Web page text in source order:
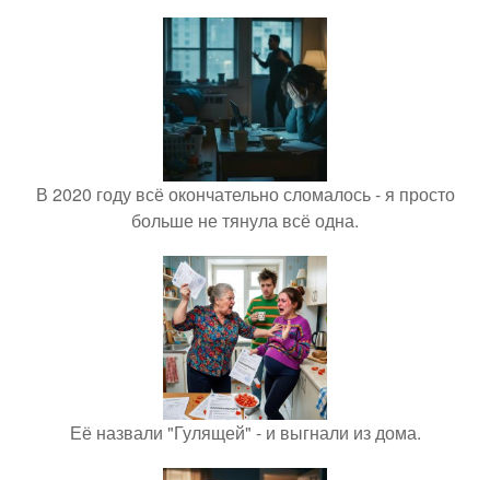
В 2020 году всё окончательно сломалось - я просто
больше не тянула всё одна.
Её назвали "Гулящей" - и выгнали из дома.